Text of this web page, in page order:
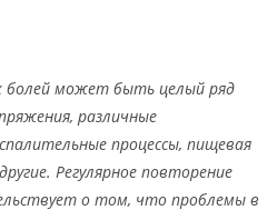
болей может быть целый ряд
различные
процессы, пищевая
Регулярное повторение
о том, что проблемы в